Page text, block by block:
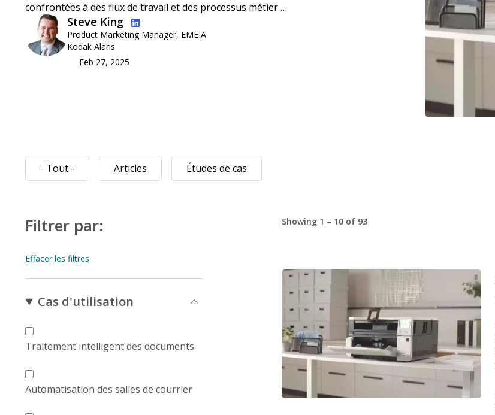
confrontées à des flux de travail et des processus métier …
Image
Steve King
Product Marketing Manager, EMEIA
Kodak Alaris
Feb 27, 2025
Filtrer par:
Cas d'utilisation
Traitement intelligent des documents
Automatisation des salles de courrier
- Tout - Articles Études de cas
Showing 1 – 10 of 93